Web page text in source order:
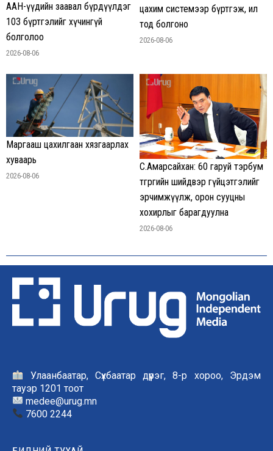
ААН-үүдийн заавал бүрдүүлдэг
103 бүртгэлийг хүчингүй
болголоо
2026-08-06
цахим системээр бүртгэж, ил
тод болгоно
2026-08-06
Маргааш цахилгаан хязгаарлах
хуваарь
2026-08-06
С.Амарсайхан: 60 гаруй тэрбум
төгрөгийн шийдвэр гүйцэтгэлийг
эрчимжүүлж, орон сууцны
хохирлыг барагдуулна
2026-08-06
Улаанбаатар, Сүхбаатар дүүрэг, 8-р хороо, Эрдэм
тауэр 1201 тоот
medee@urug.mn
7600 2244